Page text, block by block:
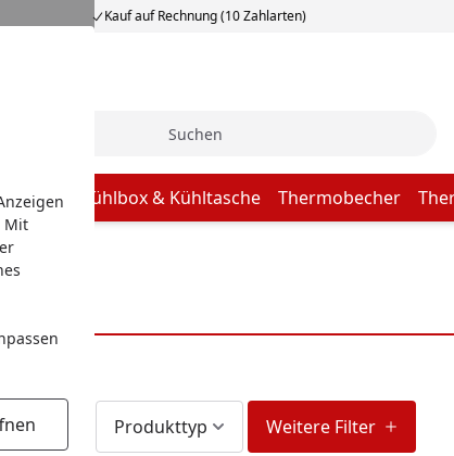
Mit
Kauf auf Rechnung (10 Zahlarten)
Kühlbox & Kühltasche Thermobecher
Produkttyp Weitere Filter